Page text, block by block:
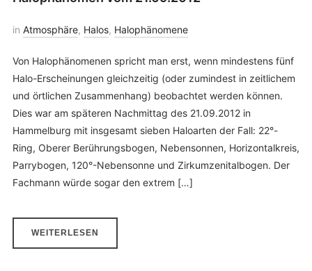
in Atmosphäre, Halos, Halophänomene
Von Halophänomenen spricht man erst, wenn mindestens fünf
Halo-Erscheinungen gleichzeitig (oder zumindest in zeitlichem
und örtlichen Zusammenhang) beobachtet werden können.
Dies war am späteren Nachmittag des 21.09.2012 in
Hammelburg mit insgesamt sieben Haloarten der Fall: 22°-
Ring, Oberer Berührungsbogen, Nebensonnen, Horizontalkreis,
Parrybogen, 120°-Nebensonne und Zirkumzenitalbogen. Der
Fachmann würde sogar den extrem […]
WEITERLESEN